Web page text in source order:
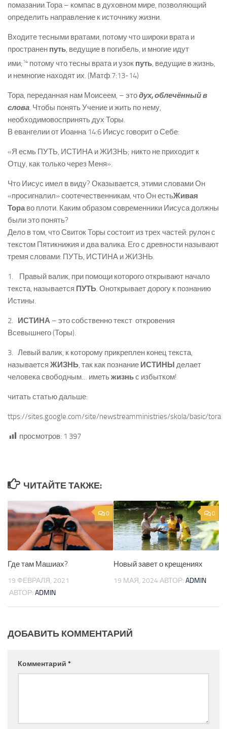
помазании.Тора – компас в духовном мире, позволяющий
определить направление к источнику жизни.
Входите тесными вратами, потому что широки врата и
пространен путь, ведущие в погибель, и многие идут
ими;14 потому что тесны врата и узок путь, ведущие в жизнь,
и немногие находят их. (Матф.7:13-14)
Тора, переданная нам Моисеем, – этодух, облечённый в
слова. Чтобы понять Учение и жить по нему,
необходимовоспринять дух Торы.
В евангелии от Иоанна 14:6 Иисус говорит о Себе:
«Я есмь ПУТЬ, ИСТИНА и ЖИЗНЬ; никто не приходит к
Отцу, как только через Меня».
Что Иисус имел в виду? Оказывается, этими словами Он
«просигналил» соотечественникам, что Он естьЖивая
Тораво плоти. Каким образом современники Иисуса должны
были это понять?
Дело в том, что Свиток Торы состоит из трех частей: рулон с
текстом Пятикнижия и два валика. Его с древности называют
тремя словами: ПУТЬ, ИСТИНА и ЖИЗНЬ.
1. Правый валик, при помощи которого открывают начало
текста, называется ПУТЬ. Оноткрывает дорогу к познанию
Истины.
2. ИСТИНА – это собственно текст откровения
Всевышнего (Торы).
3. Левый валик, к которому прикреплен конец текста,
называется ЖИЗНЬ, так как познание ИСТИНЫ делает
человека свободным… иметьжизньс избытком!
читать статью дальше:
ttps://sites.google.com/site/newstreamministries/skola/basic/tora
просмотров: 1 397
ЧИТАЙТЕ ТАКЖЕ:
0
Где там Машиах?
19 ФЕВРАЛЯ, 2021
АВТОР: ADMIN
0
Новый завет о крещениях
19 МАЯ, 2024 АВТОР: ADMIN
ДОБАВИТЬ КОММЕНТАРИЙ
Комментарий *